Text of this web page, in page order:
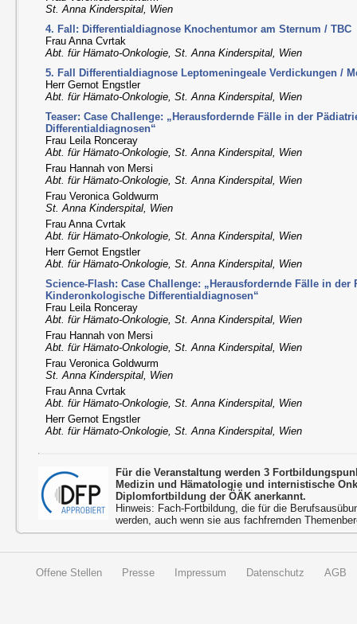
St. Anna Kinderspital, Wien
4. Fall: Differentialdiagnose Knochentumor am Sternum / TBC
Frau Anna Cvrtak
Abt. für Hämato-Onkologie, St. Anna Kinderspital, Wien
5. Fall Differentialdiagnose Leptomeningeale Verdickungen /
Herr Gernot Engstler
Abt. für Hämato-Onkologie, St. Anna Kinderspital, Wien
Teaser: Case Challenge: „Herausfordernde Fälle in der
Differentialdiagnosen“
Frau Leila Ronceray
Abt. für Hämato-Onkologie, St. Anna Kinderspital, Wien
Frau Hannah von Mersi
Abt. für Hämato-Onkologie, St. Anna Kinderspital, Wien
Frau Veronica Goldwurm
St. Anna Kinderspital, Wien
Frau Anna Cvrtak
Abt. für Hämato-Onkologie, St. Anna Kinderspital, Wien
Herr Gernot Engstler
Abt. für Hämato-Onkologie, St. Anna Kinderspital, Wien
Science-Flash: Case Challenge: „Herausfordernde Fälle in der
Kinderonkologische Differentialdiagnosen“
Frau Leila Ronceray
Abt. für Hämato-Onkologie, St. Anna Kinderspital, Wien
Frau Hannah von Mersi
Abt. für Hämato-Onkologie, St. Anna Kinderspital, Wien
Frau Veronica Goldwurm
St. Anna Kinderspital, Wien
Frau Anna Cvrtak
Abt. für Hämato-Onkologie, St. Anna Kinderspital, Wien
Herr Gernot Engstler
Abt. für Hämato-Onkologie, St. Anna Kinderspital, Wien
Für die Veranstaltung werden 3
Medizin und Hämatologie und internistische
Diplomfortbildung der ÖÄK anerkannt.
Hinweis: Fach-Fortbildung, die für die
werden, auch wenn sie aus fachfremden
Offene Stellen Presse Impressum Datenschutz AGB